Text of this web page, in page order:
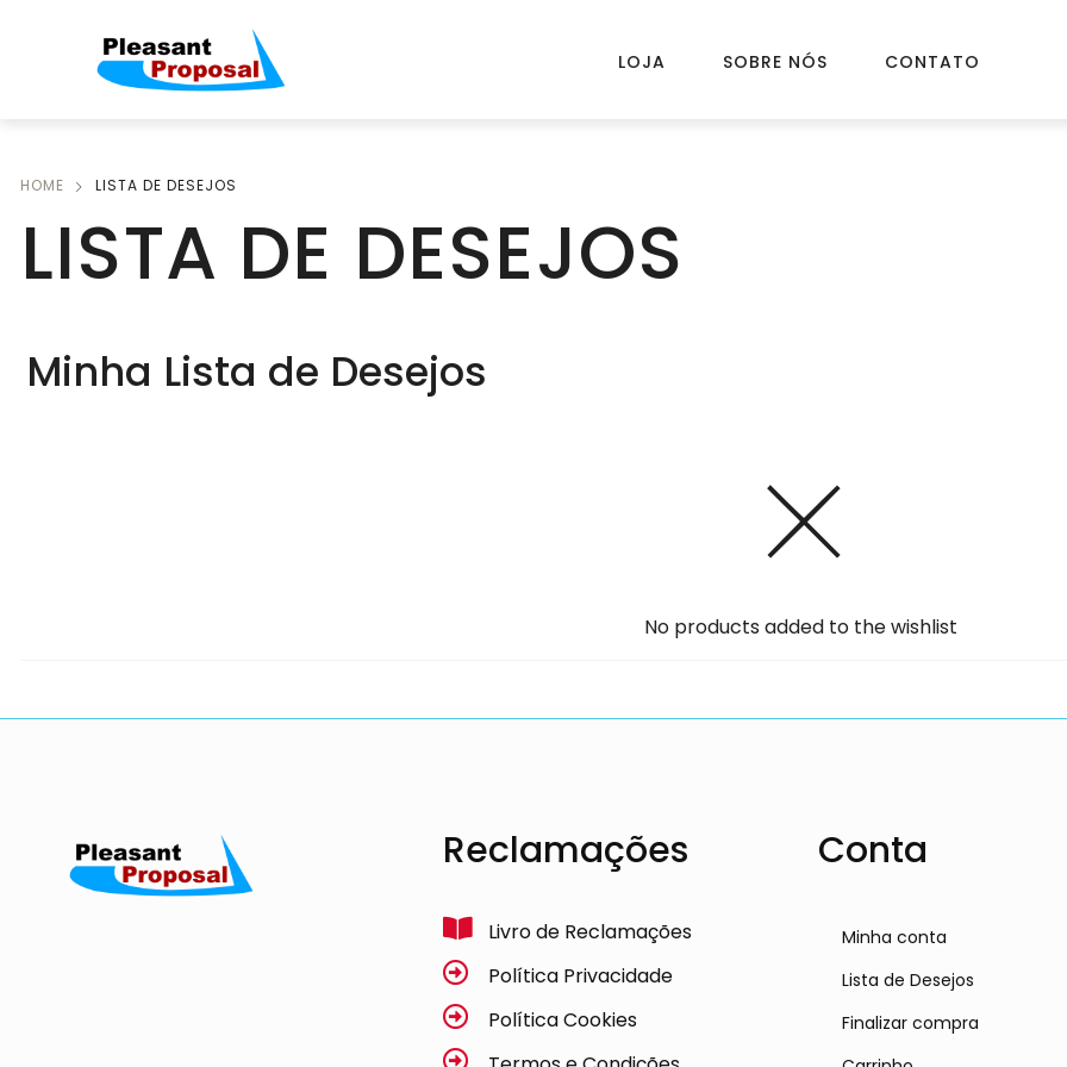
LOJA SOBRE NÓS CONTATO
HOME LISTA DE DESEJOS
LISTA DE DESEJOS
Minha Lista de Desejos
No products added to the wishlist
Reclamações
Livro de Reclamações
Política Privacidade
Política Cookies
Conta
Minha conta
Lista de Desejos
Finalizar compra